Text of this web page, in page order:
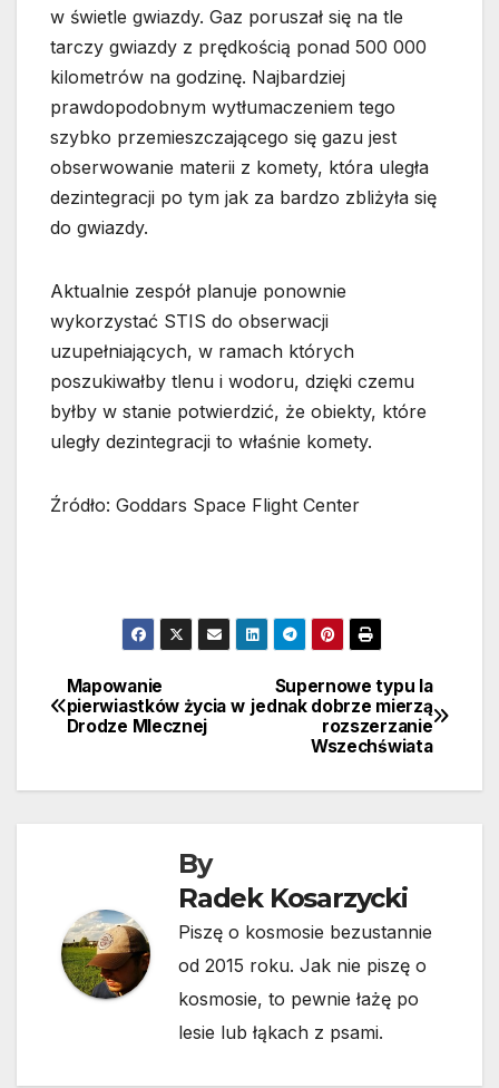
w świetle gwiazdy. Gaz poruszał się na tle
tarczy gwiazdy z prędkością ponad 500 000
kilometrów na godzinę. Najbardziej
prawdopodobnym wytłumaczeniem tego
szybko przemieszczającego się gazu jest
obserwowanie materii z komety, która uległa
dezintegracji po tym jak za bardzo zbliżyła się
do gwiazdy.
Aktualnie zespół planuje ponownie
wykorzystać STIS do obserwacji
uzupełniających, w ramach których
poszukiwałby tlenu i wodoru, dzięki czemu
byłby w stanie potwierdzić, że obiekty, które
uległy dezintegracji to właśnie komety.
Źródło: Goddars Space Flight Center
Nawigacja
wpisu
Supernowe typu Ia
jednak dobrze mierzą
rozszerzanie
Wszechświata
Mapowanie
pierwiastków życia w
Drodze Mlecznej
By
Radek Kosarzycki
Piszę o kosmosie bezustannie
od 2015 roku. Jak nie piszę o
kosmosie, to pewnie łażę po
lesie lub łąkach z psami.